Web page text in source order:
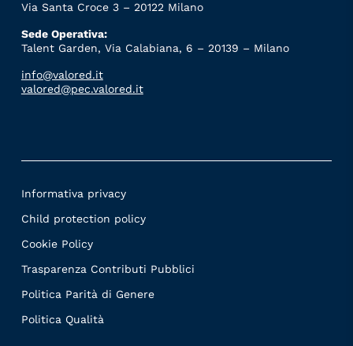
Via Santa Croce 3 – 20122 Milano
Sede Operativa:
Talent Garden, Via Calabiana, 6 – 20139 – Milano
info@valored.it
valored@pec.valored.it
Informativa privacy
Child protection policy
Cookie Policy
Trasparenza Contributi Pubblici
Politica Parità di Genere
Politica Qualità